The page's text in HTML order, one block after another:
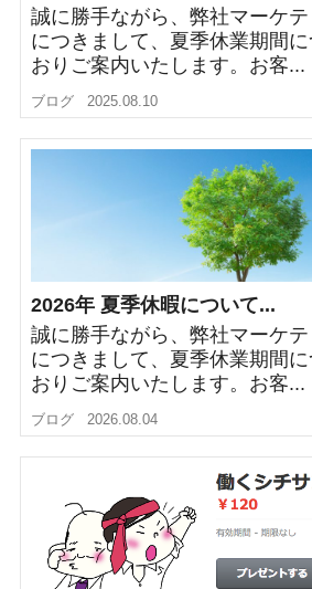
誠に勝手ながら、弊社マーケ
につきまして、夏季休業期間
おりご案内いたします。お客...
ブログ 2025.08.10
2026年 夏季休暇について...
誠に勝手ながら、弊社マーケ
につきまして、夏季休業期間
おりご案内いたします。お客...
ブログ 2026.08.04